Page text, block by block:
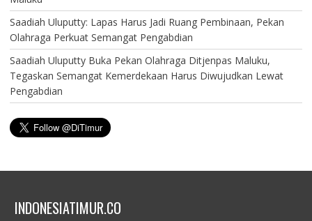
Saadiah Uluputty: Lapas Harus Jadi Ruang Pembinaan, Pekan
Olahraga Perkuat Semangat Pengabdian
Saadiah Uluputty Buka Pekan Olahraga Ditjenpas Maluku,
Tegaskan Semangat Kemerdekaan Harus Diwujudkan Lewat
Pengabdian
INDONESIATIMUR.CO